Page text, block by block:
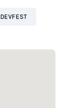
DEVFEST